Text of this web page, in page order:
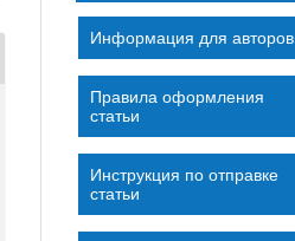
Информация для авторов
Правила оформления
статьи
Инструкция по отправке
статьи